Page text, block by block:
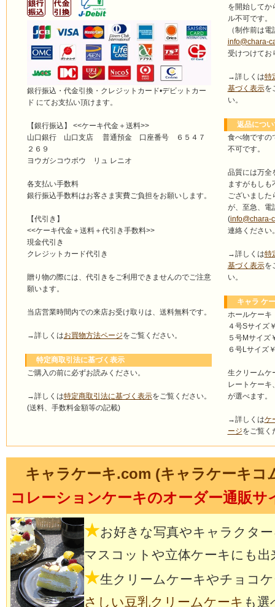
銀行振込・代金引換・クレジットカード•デビットカー
ド にてお支払い頂けます。
【銀行振込】 <<ケーキ代金＋送料>>
山口銀行 山口支店 普通預金 口座番号 ６５４７
２６９
ヨウガシコウボウ リュ レニオ
各支払い手数料
銀行振込手数料はお客さま実費ご負担をお願いします。
【代引き】
<<ケーキ代金＋送料＋代引き手数料>>
現金代引き
クレジットカード代引き
贈り物の際には、代引きをご利用できませんのでご注意
願います。
当店営業時間内での来店お受け取りは、送料無料です。
→詳しくはお買物方法ページをご覧ください。
特定商取引法に基づく表示
ご購入の前に必ずお読みください。
→詳しくは特定商取引法に基づく表示をご覧ください。
(送料、手数料金額等の記載)
を開始してか
ル不可です。
（制作前は
info@chara-
受けつけてお
→詳しくは特
基づく表示を
い。
返品につい
食べ物ですの
不可です。
品質には万全
ますがもしも
ございました
が、至急、電
(info@chara-
連絡ください
→詳しくは特
基づく表示を
い。
キャラ ケ
ホールケーキ
４号Sサイズ
５号Mサイズ
６号Lサイズ
生クリームケ
レートケーキ
が選べます。
→詳しくはケ
ージをご覧く
キャラケーキ.com (キャラケーキコ
コレーションケーキのオーダー通販サ
★お好きな写真やキャラクタ
マスコットや立体ケーキにも出
★生クリームケーキやチョコ
さしい豆乳クリームケーキ も選